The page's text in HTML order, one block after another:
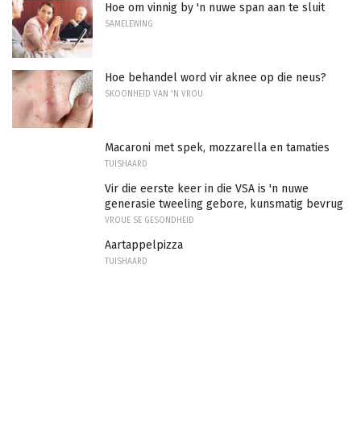
Hoe om vinnig by 'n nuwe span aan te sluit
SAMELEWING
Hoe behandel word vir aknee op die neus?
SKOONHEID VAN 'N VROU
Macaroni met spek, mozzarella en tamaties
TUISHAARD
Vir die eerste keer in die VSA is 'n nuwe
generasie tweeling gebore, kunsmatig bevrug
VROUE SE GESONDHEID
Aartappelpizza
TUISHAARD